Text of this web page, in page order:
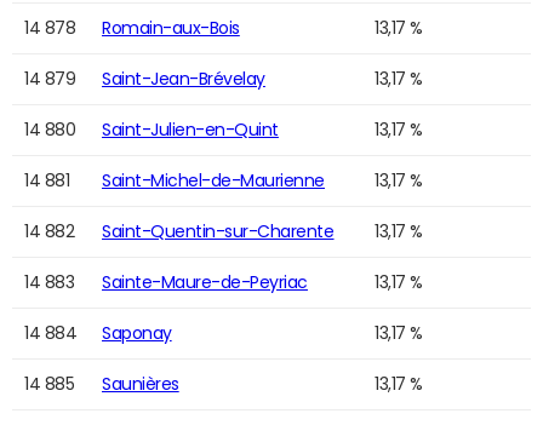
14 878 Romain-aux-Bois 13,17 %
14 879 Saint-Jean-Brévelay 13,17 %
14 880 Saint-Julien-en-Quint 13,17 %
14 881 Saint-Michel-de-Maurienne 13,17 %
14 882 Saint-Quentin-sur-Charente 13,17 %
14 883 Sainte-Maure-de-Peyriac 13,17 %
14 884 Saponay 13,17 %
14 885 Saunières 13,17 %